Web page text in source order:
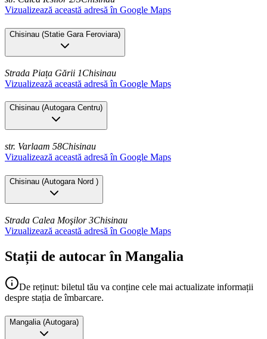
Vizualizează această adresă în Google Maps
Chisinau (Statie Gara Feroviara)
Strada Piața Gării 1Chisinau
Vizualizează această adresă în Google Maps
Chisinau (Autogara Centru)
str. Varlaam 58Chisinau
Vizualizează această adresă în Google Maps
Chisinau (Autogara Nord )
Strada Calea Moşilor 3Chisinau
Vizualizează această adresă în Google Maps
Stații de autocar în Mangalia
De reținut: biletul tău va conține cele mai actualizate informații
despre stația de îmbarcare.
Mangalia(Autogara)